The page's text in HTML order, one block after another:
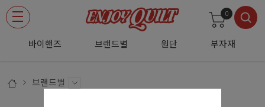
바이핸즈 브랜드별 원단 부자재
0
브랜드별